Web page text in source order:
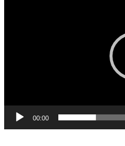
00:00